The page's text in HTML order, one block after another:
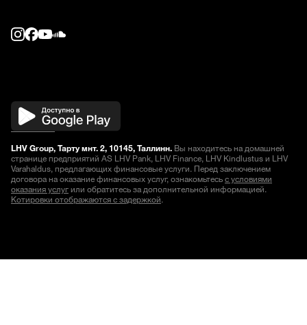
LHV Group, Тарту мнт. 2, 10145, Таллинн. Вы находитесь на домашней
странице предприятий AS LHV Pank, LHV Finance, LHV Kindlustus и LHV
Varahaldus, предлагающих финансовые услуги. Перед заключением
договора на оказание финансовых услуг, ознакомьтесьс условиями
оказания услугили обратитесь за дополнительной информацией.
Котировки отображаются с задержкой.